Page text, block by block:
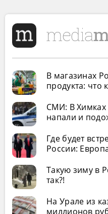
В магазинах
продукта: что
СМИ: В
напали и
Где будет
России:
Такую зиму в
так?!
На Урале из
миллионов